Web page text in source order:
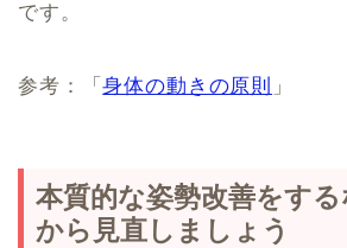
です。
参考：「身体の動きの原則 」
本質的な姿勢改善をす
から見直しましょう